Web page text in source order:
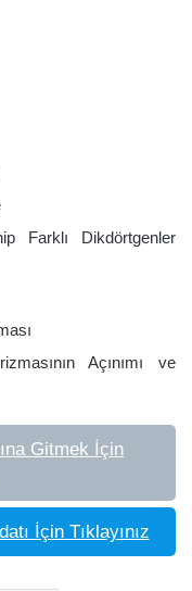
Farklı Dikdörtgenler
Açınımı ve
Gitmek İçin
İçin Tıklayınız